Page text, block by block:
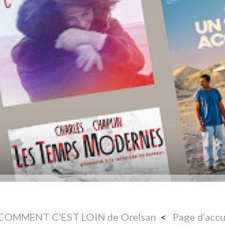
C'EST LOIN de Orelsan Page